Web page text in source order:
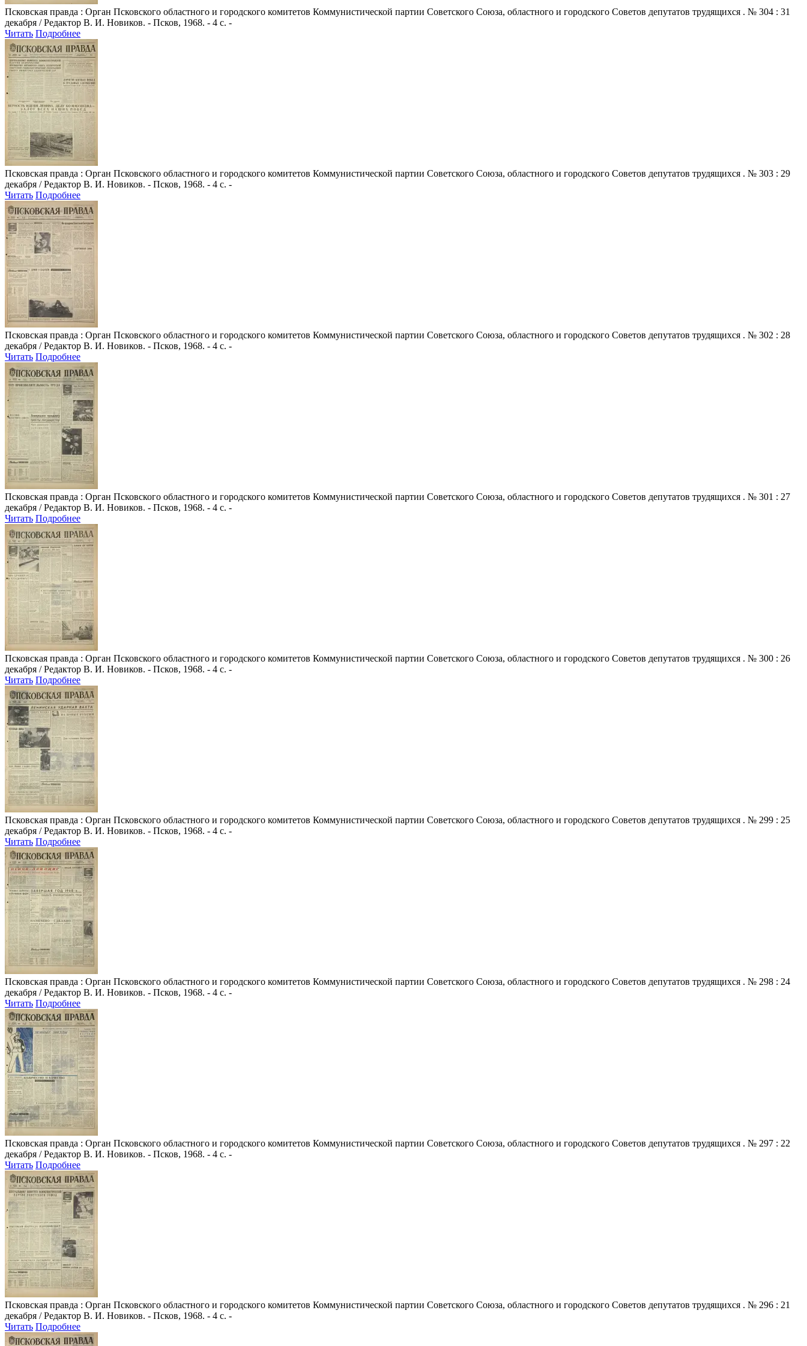
Псковская правда : Орган Псковского областного и городского комитетов Коммунистической партии Советского Союза, областного и городского Советов депутатов трудящихся . № 304 : 31
декабря / Редактор В. И. Новиков. - Псков, 1968. - 4 с. -
Читать Подробнее
Псковская правда : Орган Псковского областного и городского комитетов Коммунистической партии Советского Союза, областного и городского Советов депутатов трудящихся . № 303 : 29
декабря / Редактор В. И. Новиков. - Псков, 1968. - 4 с. -
Читать Подробнее
Псковская правда : Орган Псковского областного и городского комитетов Коммунистической партии Советского Союза, областного и городского Советов депутатов трудящихся . № 302 : 28
декабря / Редактор В. И. Новиков. - Псков, 1968. - 4 с. -
Читать Подробнее
Псковская правда : Орган Псковского областного и городского комитетов Коммунистической партии Советского Союза, областного и городского Советов депутатов трудящихся . № 301 : 27
декабря / Редактор В. И. Новиков. - Псков, 1968. - 4 с. -
Читать Подробнее
Псковская правда : Орган Псковского областного и городского комитетов Коммунистической партии Советского Союза, областного и городского Советов депутатов трудящихся . № 300 : 26
декабря / Редактор В. И. Новиков. - Псков, 1968. - 4 с. -
Читать Подробнее
Псковская правда : Орган Псковского областного и городского комитетов Коммунистической партии Советского Союза, областного и городского Советов депутатов трудящихся . № 299 : 25
декабря / Редактор В. И. Новиков. - Псков, 1968. - 4 с. -
Читать Подробнее
Псковская правда : Орган Псковского областного и городского комитетов Коммунистической партии Советского Союза, областного и городского Советов депутатов трудящихся . № 298 : 24
декабря / Редактор В. И. Новиков. - Псков, 1968. - 4 с. -
Читать Подробнее
Псковская правда : Орган Псковского областного и городского комитетов Коммунистической партии Советского Союза, областного и городского Советов депутатов трудящихся . № 297 : 22
декабря / Редактор В. И. Новиков. - Псков, 1968. - 4 с. -
Читать Подробнее
Псковская правда : Орган Псковского областного и городского комитетов Коммунистической партии Советского Союза, областного и городского Советов депутатов трудящихся . № 296 : 21
декабря / Редактор В. И. Новиков. - Псков, 1968. - 4 с. -
Читать Подробнее